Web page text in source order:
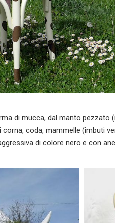
di mucca, dal manto pezzato
coda, mammelle (imbuti
di colore nero e con